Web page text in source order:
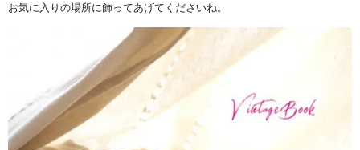
お気に入りの場所に飾ってあげてくださいね。